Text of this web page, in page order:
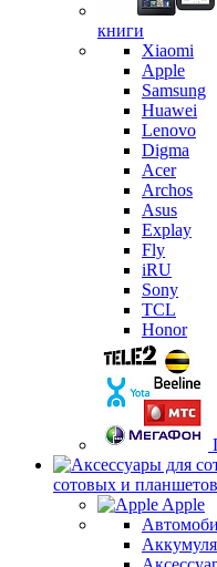
книги
Xiaomi
Apple
Samsung
Huawei
Lenovo
Digma
Acer
Archos
Asus
Explay
Fly
iRU
Sony
TCL
Honor
сотовых и планшетов
Apple